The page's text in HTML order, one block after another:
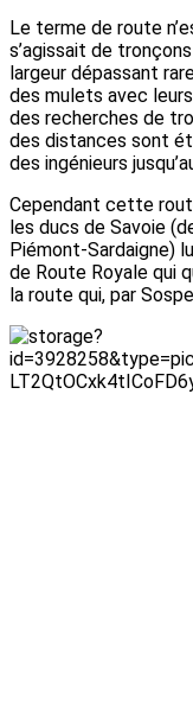
Le terme de route
s’agissait de
largeur dépassant
des mulets avec
des recherches de
des distances sont
des ingénieurs
Cependant cette
les ducs de Savoie
Piémont-Sardaigne)
de Route Royale qui
la route qui, par